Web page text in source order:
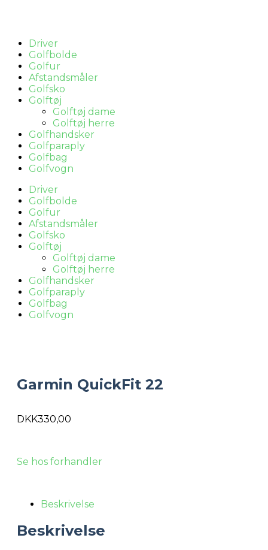
Driver
Golfbolde
Golfur
Afstandsmåler
Golfsko
Golftøj
Golftøj dame
Golftøj herre
Golfhandsker
Golfparaply
Golfbag
Golfvogn
Driver
Golfbolde
Golfur
Afstandsmåler
Golfsko
Golftøj
Golftøj dame
Golftøj herre
Golfhandsker
Golfparaply
Golfbag
Golfvogn
Garmin QuickFit 22
DKK330,00
Se hos forhandler
Beskrivelse
Beskrivelse